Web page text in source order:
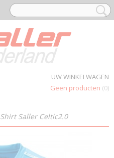
UW WINKELWAGEN
Geen producten (0)
Shirt Saller Celtic2.0